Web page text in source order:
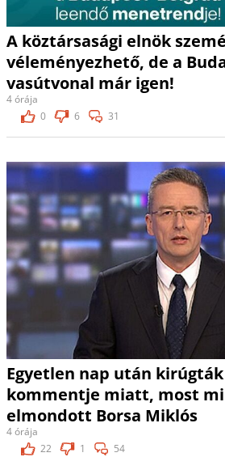
A köztársasági elnök
véleményezhető, de a
vasútvonal már igen!
4 órája
0
6 31
Egyetlen nap után
kommentje miatt, most
elmondott Borsa Miklós
4 órája
22
1 54